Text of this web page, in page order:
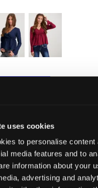
uses cookies
to personalise content
media features and to
information about your
advertising and
STORLEKSGUIDE